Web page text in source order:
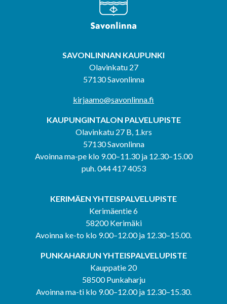
SAVONLINNAN KAUPUNKI
Olavinkatu 27
57130 Savonlinna
kirjaamo@savonlinna.fi
KAUPUNGINTALON PALVELUPISTE
Olavinkatu 27 B, 1.krs
57130 Savonlinna
Avoinna ma-pe klo 9.00–11.30 ja 12.30–15.00
puh. 044 417 4053
KERIMÄEN YHTEISPALVELUPISTE
Kerimäentie 6
58200 Kerimäki
Avoinna ke-to klo 9.00–12.00 ja 12.30–15.00.
PUNKAHARJUN YHTEISPALVELUPISTE
Kauppatie 20
58500 Punkaharju
Avoinna ma-ti klo 9.00–12.00 ja 12.30–15.30.